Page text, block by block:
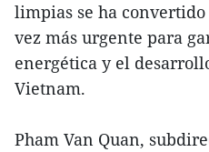
limpias se ha
vez más urgente para
energética y el
Vietnam.
Pham Van Quan,